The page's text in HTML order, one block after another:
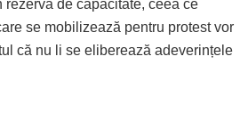
de capacitate, ceea ce
se mobilizează pentru protest vor
că nu li se eliberează adeverințele